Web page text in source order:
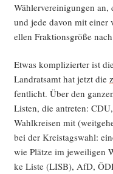
Wäh­ler­ver­ei­ni­gun­gen an,
und jede davon mit
el­len Frak­ti­ons­grö­ße
Etwas kom­pli­zier­ter ist
Land­rats­amt hat jetzt die
fent­licht. Über den
Lis­ten, die antre­ten:
Wahl­krei­sen mit
bei der Kreis­tags­wahl:
wie Plät­ze im jewei­li­gen
ke Lis­te (LISB), AfD,